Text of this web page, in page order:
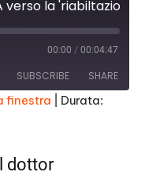
00:00 / 00:04:47
SUBSCRIBE SHARE
finestra
Durata:
dottor